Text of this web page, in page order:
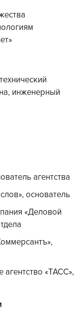
инженерный
агентства
основатель
«Деловой
«ТАСС»,